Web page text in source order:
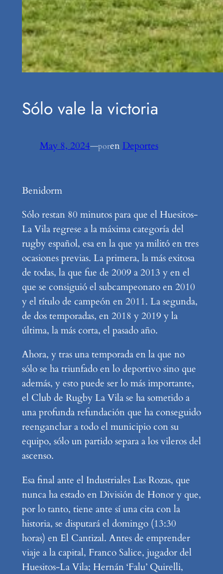
Sólo vale la victoria
May 8, 2024—porenDeportes
Benidorm
Sólo restan 80 minutos para que el Huesitos-
La Vila regrese a la máxima categoría del
rugby español, esa en la que ya militó en tres
ocasiones previas. La primera, la más exitosa
de todas, la que fue de 2009 a 2013 y en el
que se consiguió el subcampeonato en 2010
y el título de campeón en 2011. La segunda,
de dos temporadas, en 2018 y 2019 y la
última, la más corta, el pasado año.
Ahora, y tras una temporada en la que no
sólo se ha triunfado en lo deportivo sino que
además, y esto puede ser lo más importante,
el Club de Rugby La Vila se ha sometido a
una profunda refundación que ha conseguido
reenganchar a todo el municipio con su
equipo, sólo un partido separa a los vileros del
ascenso.
Esa final ante el Industriales Las Rozas, que
nunca ha estado en División de Honor y que,
por lo tanto, tiene ante sí una cita con la
historia, se disputará el domingo (13:30
horas) en El Cantizal. Antes de emprender
viaje a la capital, Franco Salice, jugador del
Huesitos-La Vila; Hernán ‘Falu’ Quirelli,